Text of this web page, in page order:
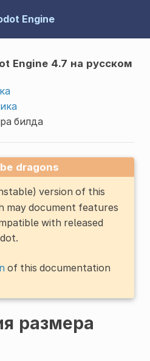
Engine
Engine 4.7 на русском
билда
dragons
version of this
may document features
with released
of this documentation
размера